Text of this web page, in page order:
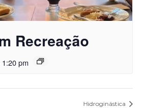
Recreação
1:20 pm
Hidroginástica